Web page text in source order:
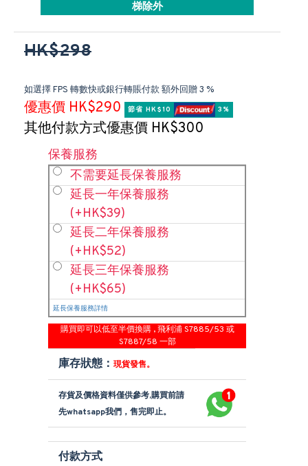
梯除外
HK$298
如選擇 FPS 轉數快或銀行轉賬付款 額外回贈 3 %
優惠價 HK$290 節省 HK$10 3%
其他付款方式優惠價 HK$300
保養服務
不需要延長保養服務
延長一年保養服務
(+HK$39)
延長二年保養服務
(+HK$52)
延長三年保養服務
(+HK$65)
延長保養服務詳情
購買即可以低至半價換購 , 飛利浦 S7885/53 或
S7887/58 一部
庫存狀態： 現貨發售。
存貨及價格資料僅供參考,購買前請
先whatsapp我們，售完即止。
付款方式